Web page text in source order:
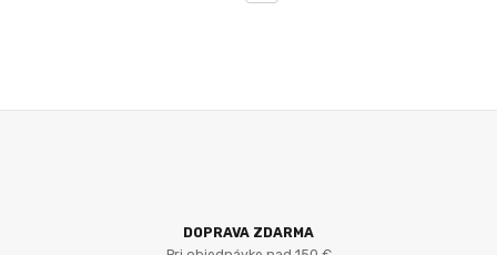
DOPRAVA ZDARMA